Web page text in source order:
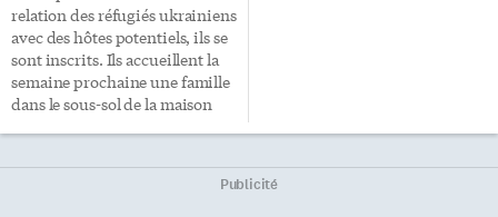
relation des réfugiés ukrainiens
avec des hôtes potentiels, ils se
sont inscrits. Ils accueillent la
semaine prochaine une famille
dans le sous-sol de la maison
millions de réfugiés ukrainiens
Publicité